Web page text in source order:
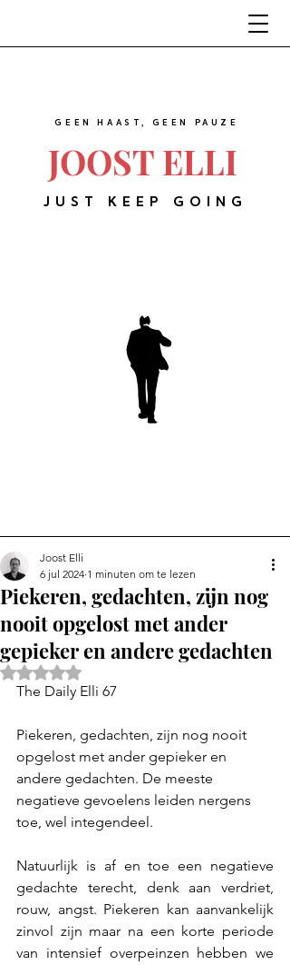
JOOST ELLI
GEEN HAAST, GEEN PAUZE
JUST KEEP GOING
Piekeren, gedachten, zijn nog
nooit opgelost met ander
gepieker en andere gedachten
Joost Elli
6 jul 2024 1 minuten om te lezen
Beoordeeld met NaN uit 5 sterren.
The Daily Elli 67
Piekeren, gedachten, zijn nog nooit
opgelost met ander gepieker en
andere gedachten. De meeste
negatieve gevoelens leiden nergens
toe, wel integendeel.
Natuurlijk is af en toe een negatieve
gedachte terecht, denk aan verdriet,
rouw, angst. Piekeren kan aanvankelijk
zinvol zijn maar na een korte periode
van intensief overpeinzen hebben we